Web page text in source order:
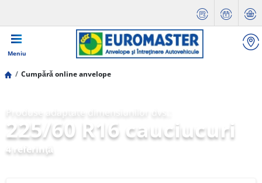
Meniu
Cumpără online anvelope
225/60 R16 cauciucuri
4 referinţă